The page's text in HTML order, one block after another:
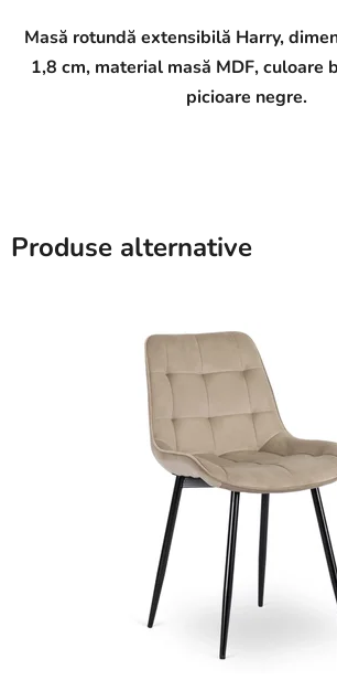
Masă rotundă extensibilă Harry,
1,8 cm, material masă MDF, culoare
picioare negre.
Produse alternative